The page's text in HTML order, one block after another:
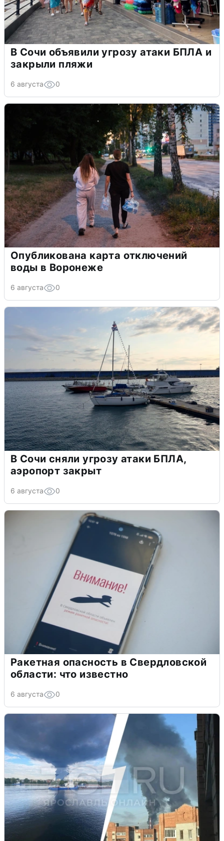
В Сочи объявили угрозу атаки БПЛА и
закрыли пляжи
6 августа 0
Опубликована карта отключений
воды в Воронеже
6 августа 0
В Сочи сняли угрозу атаки БПЛА,
аэропорт закрыт
6 августа 0
Ракетная опасность в Свердловской
области: что известно
6 августа 0